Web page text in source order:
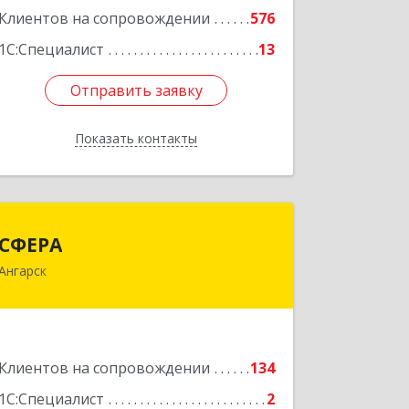
Клиентов на сопровождении
576
1С:Специалист
13
Отправить заявку
Показать контакты
Подробнее
Отправить заявку
Назад
СФЕРА
Клиентов на сопровождении
134
1С:Специалист
2
665816, Иркутская обл, Ангарск г, 177-